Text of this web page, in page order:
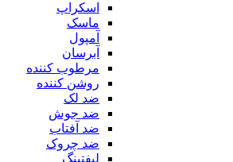
اسکراپ
ماسک
آمپول
آبرسان
مرطوب کننده
روشن کننده
ضد لک
ضد جوش
ضد آفتاب
ضد چروک
لیفتینگ